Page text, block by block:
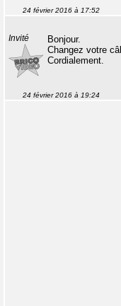
24 février 2016 à 17:52
Invité
Bonjour.
Changez votre
Cordialement.
24 février 2016 à 19:24